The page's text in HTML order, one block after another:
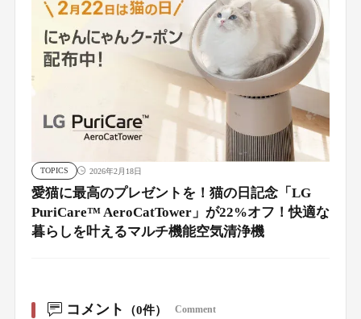
TOPICS 2026年2月18日
愛猫に最高のプレゼントを！猫の日記念「LG
PuriCare™ AeroCatTower」が22%オフ！快適な
暮らしを叶えるマルチ機能空気清浄機
コメント （0件） Comment